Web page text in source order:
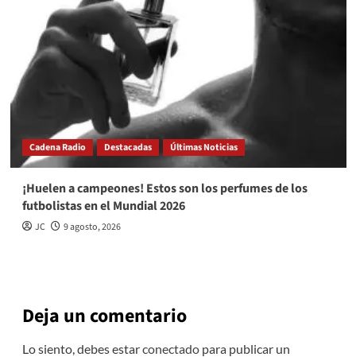
Cadena Radio Destacadas Últimas Noticias
¡Huelen a campeones! Estos son los perfumes de los
futbolistas en el Mundial 2026
JC 9 agosto, 2026
Deja un comentario
Lo siento, debes estarconectadopara publicar un